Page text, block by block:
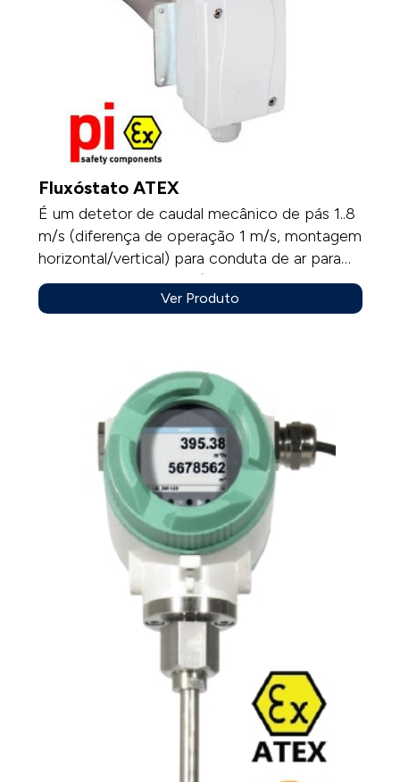
MP100 possui uma ampla gama de sensores
confiável Este dispositivo portátil de deteção
de gás fornece poderosos alarmes acústicos,
visuais e de vibração.Certificado ATEX Zone
0 com IS & IP 67.
Fluxóstato ATEX
É um detetor de caudal mecânico de pás 1..8
m/s (diferença de operação 1 m/s, montagem
horizontal/vertical) para conduta de ar para
zonas Ex 1 e 2.Módulo / barreira de
comutação CP.Ex-DT1361 (separadamente
Ver Produto